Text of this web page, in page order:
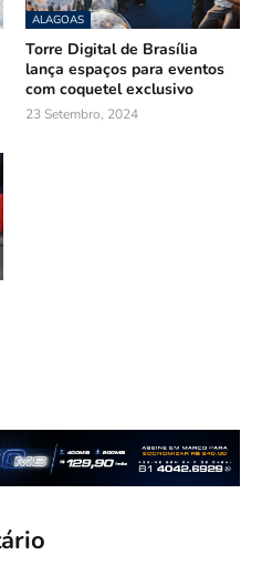
ALAGOAS
Torre Digital de Brasília
lança espaços para eventos
com coquetel exclusivo
23 Setembro, 2024